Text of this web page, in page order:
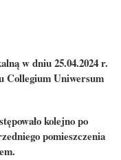
w dniu 25.04.2024 r.
Collegium Uniwersum
kolejno po
pomieszczenia